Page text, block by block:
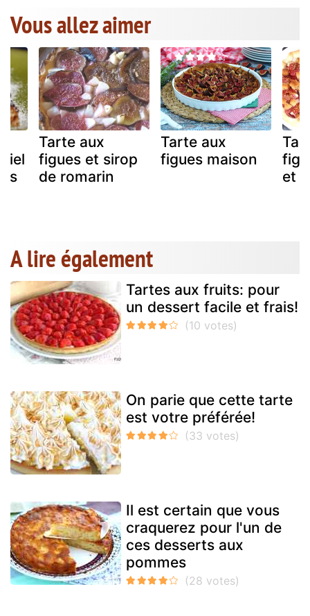
Vous allez aimer
Tarte aux
figues et sirop
de romarin
Tarte aux
figues maison
et
A lire également
Tartes aux fruits: pour
un dessert facile et frais!
On parie que cette tarte
est votre préférée!
Il est certain que vous
craquerez pour l'un de
ces desserts aux
pommes